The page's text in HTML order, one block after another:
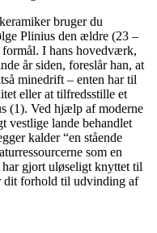
bruger du
Plinius den ældre (23 –
formål. I hans hovedværk,
år siden, foreslår han, at
minedrift – enten har til
eller at tilfredsstille et
(1). Ved hjælp af moderne
vestlige lande behandlet
kalder “en stående
som en
gjort uløseligt knyttet til
dit forhold til udvinding af